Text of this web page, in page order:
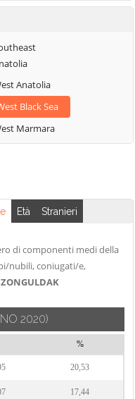
Anatolia
Black Sea
Marmara
Età Stranieri
di componenti medi della
nubili, coniugati/e,
2020)
%
20,53
17,44